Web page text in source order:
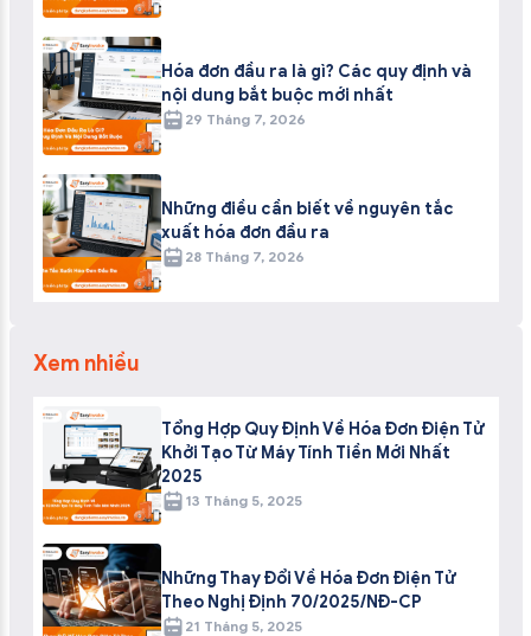
Hóa đơn đầu ra là gì? Các quy định và
nội dung bắt buộc mới nhất
29 Tháng 7, 2026
Những điều cần biết về nguyên tắc
xuất hóa đơn đầu ra
28 Tháng 7, 2026
Xem nhiều
Tổng Hợp Quy Định Về Hóa Đơn Điện Tử
Khởi Tạo Từ Máy Tính Tiền Mới Nhất
2025
13 Tháng 5, 2025
Những Thay Đổi Về Hóa Đơn Điện Tử
Theo Nghị Định 70/2025/NĐ-CP
21 Tháng 5, 2025